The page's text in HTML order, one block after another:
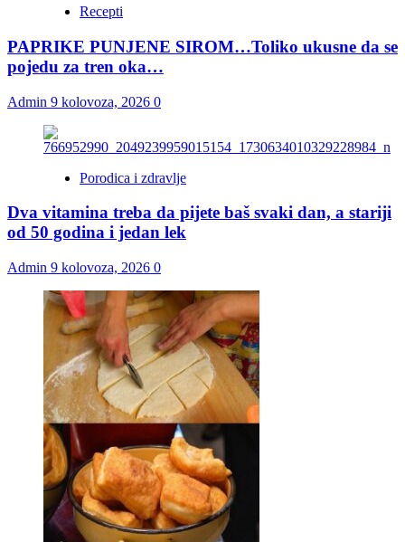
Recepti
PAPRIKE PUNJENE SIROM…Toliko ukusne da se
pojedu za tren oka…
Admin 9 kolovoza, 2026 0
Porodica i zdravlje
Dva vitamina treba da pijete baš svaki dan, a stariji
od 50 godina i jedan lek
Admin 9 kolovoza, 2026 0